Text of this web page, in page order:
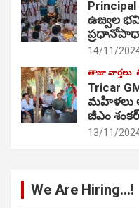
Principal
ఉజ్వల
14/11/
తాజా వార్తలు
Tricar
మహిళలు
జీఎం
13/11/
We Are Hiring…!